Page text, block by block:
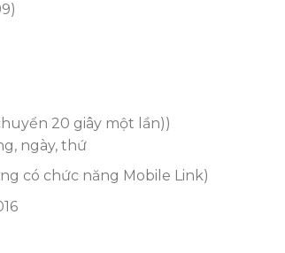
20 giây một lần))
ngày, thứ
có chức năng Mobile Link)